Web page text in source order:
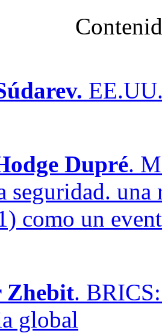
Dupré.
seguridad.
como un
Zhebit.
global